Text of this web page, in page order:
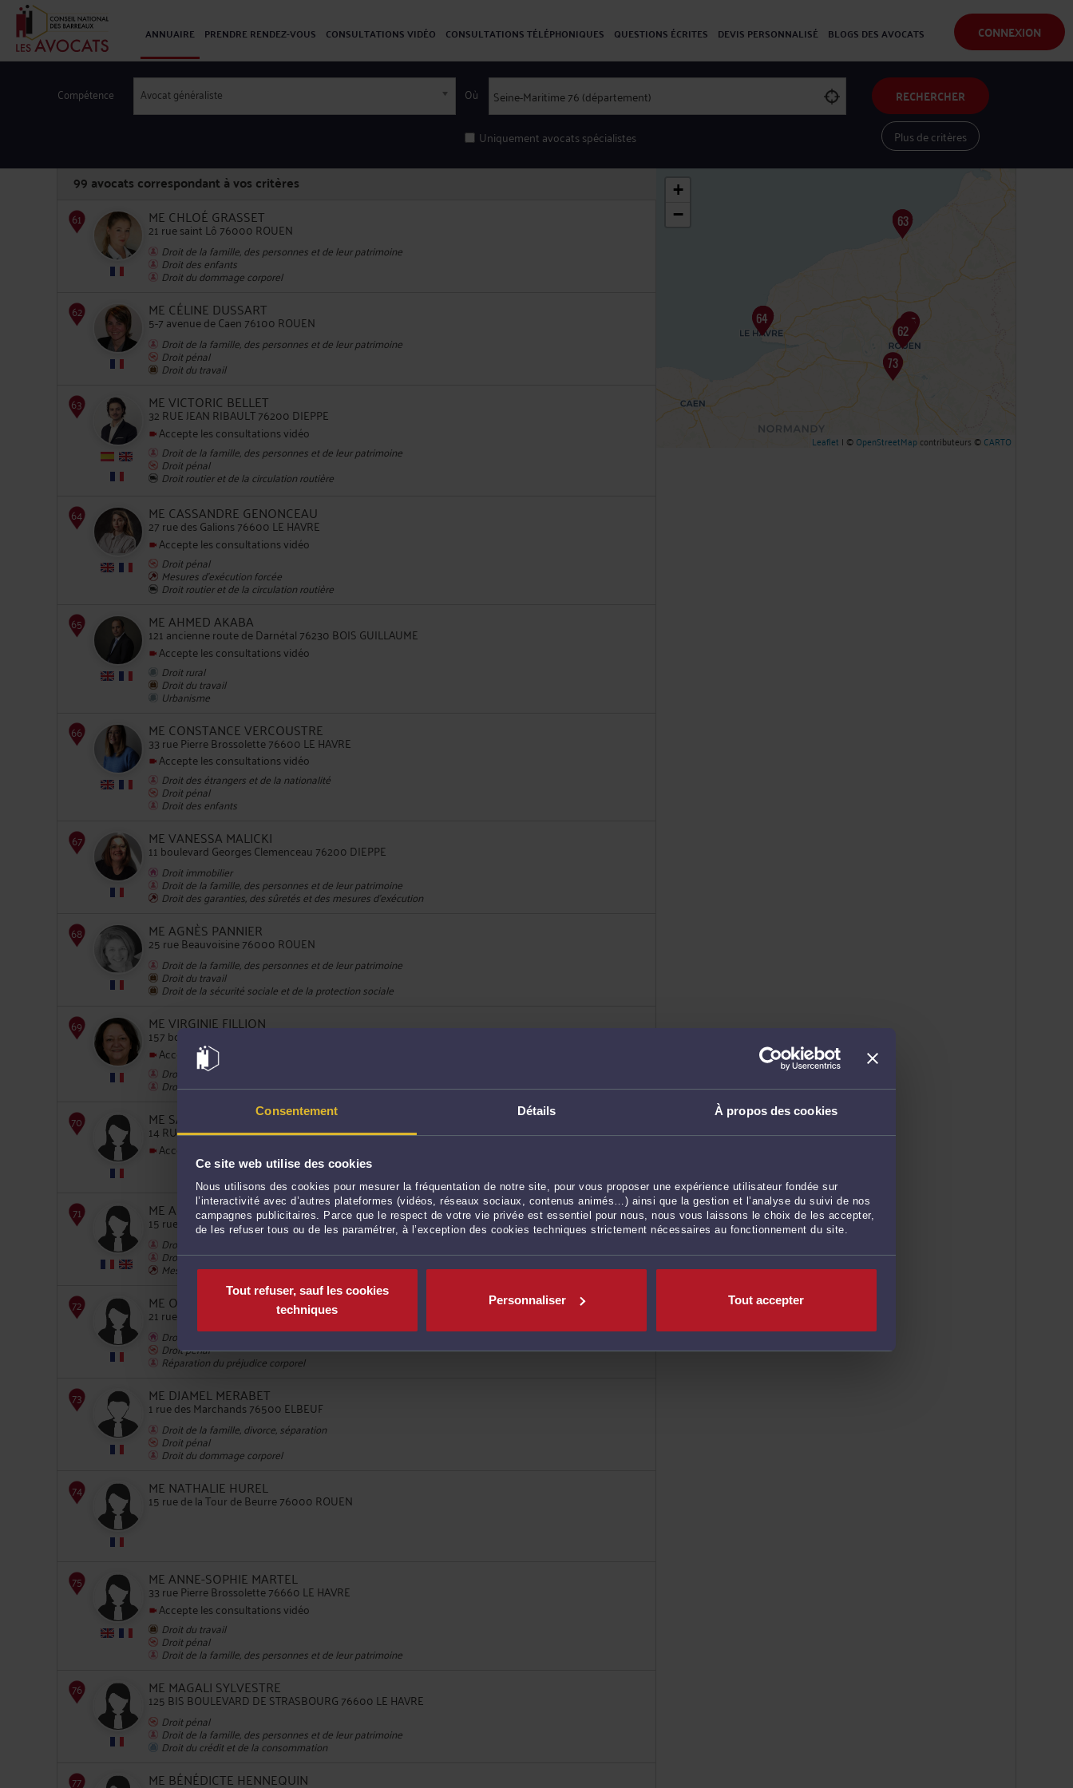
Consentement Détails À propos des cookies
Ce site web utilise des cookies
Nous utilisons des cookies pour mesurer la fréquentation de notre site, pour vous proposer une expérience utilisateur fondée sur
l’interactivité avec d’autres plateformes (vidéos, réseaux sociaux, contenus animés…) ainsi que la gestion et l’analyse du suivi de nos
campagnes publicitaires. Parce que le respect de votre vie privée est essentiel pour nous, nous vous laissons le choix de les accepter,
de les refuser tous ou de les paramétrer, à l’exception des cookies techniques strictement nécessaires au fonctionnement du site.
Tout refuser, sauf les cookies
techniques
Personnaliser Tout accepter
CONNEXION
ANNUAIRE PRENDRE RENDEZ-VOUS CONSULTATIONS VIDÉO CONSULTATIONS TÉLÉPHONIQUES QUESTIONS ÉCRITES DEVIS PERSONNALISÉ BLOGS DES AVOCATS
Compétence Avocat généraliste Où
Uniquement avocats spécialistes
RECHERCHER
Plus de critères
99 avocats correspondant à vos critères
ME CHLOÉ GRASSET
21 rue saint Lô 76000 ROUEN
Droit de la famille, des personnes et de leur patrimoine
Droit des enfants
Droit du dommage corporel
ME CÉLINE DUSSART
5-7 avenue de Caen 76100 ROUEN
Droit de la famille, des personnes et de leur patrimoine
Droit pénal
Droit du travail
ME VICTORIC BELLET
32 RUE JEAN RIBAULT 76200 DIEPPE
Accepte les consultations vidéo
Droit de la famille, des personnes et de leur patrimoine
Droit pénal
Droit routier et de la circulation routière
64
ME CASSANDRE GENONCEAU
27 rue des Galions 76600 LE HAVRE
Accepte les consultations vidéo
Droit pénal
Mesures d'exécution forcée
Droit routier et de la circulation routière
65
ME AHMED AKABA
121 ancienne route de Darnétal 76230 BOIS GUILLAUME
Accepte les consultations vidéo
Droit rural
Droit du travail
Urbanisme
ME CONSTANCE VERCOUSTRE
33 rue Pierre Brossolette 76600 LE HAVRE
Accepte les consultations vidéo
Droit des étrangers et de la nationalité
Droit pénal
Droit des enfants
67
ME VANESSA MALICKI
11 boulevard Georges Clemenceau 76200 DIEPPE
Droit immobilier
Droit de la famille, des personnes et de leur patrimoine
Droit des garanties, des sûretés et des mesures d'exécution
ME AGNÈS PANNIER
25 rue Beauvoisine 76000 ROUEN
Droit de la famille, des personnes et de leur patrimoine
Droit du travail
Droit de la sécurité sociale et de la protection sociale
ME VIRGINIE FILLION
157 boulevard de Strasbourg 76600 LE HAVRE
Accepte les consultations vidéo
Droit de la famille, des personnes et de leur patrimoine
Droit des enfants
ME SANDRINE DORANGE
14 RUE DESMARETS 76200 DIEPPE
Accepte les consultations vidéo
71
ME ANNE-FRANCE PETIT
15 rue de la Tour de Beurre 76000 ROUEN
Droit de la famille, divorce, séparation
Droit des successions et donations
Mesures d'exécution forcée
72
ME OCÉANE DUTERDE
21 rue Jeanne d'Arc 76000 ROUEN
Droit immobilier
Droit pénal
Réparation du préjudice corporel
ME DJAMEL MERABET
1 rue des Marchands 76500 ELBEUF
Droit de la famille, divorce, séparation
Droit pénal
Droit du dommage corporel
ME NATHALIE HUREL
15 rue de la Tour de Beurre 76000 ROUEN
ME ANNE-SOPHIE MARTEL
33 rue Pierre Brossolette 76660 LE HAVRE
Accepte les consultations vidéo
Droit du travail
Droit pénal
Droit de la famille, des personnes et de leur patrimoine
ME MAGALI SYLVESTRE
125 BIS BOULEVARD DE STRASBOURG 76600 LE HAVRE
Droit pénal
Droit de la famille, des personnes et de leur patrimoine
Droit du crédit et de la consommation
ME BÉNÉDICTE HENNEQUIN
+
−
Leaflet | ©OpenStreetMapcontributeurs ©CARTO